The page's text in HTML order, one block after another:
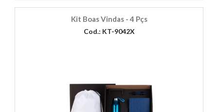
Kit Boas Vindas - 4 Pçs
Cod.: KT-9042X